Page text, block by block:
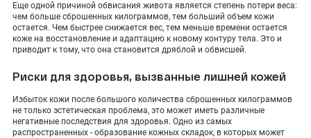
Еще одной причиной обвисания живота является степень потери веса:
чем больше сброшенных килограммов, тем больший объем кожи
остается. Чем быстрее снижается вес, тем меньше времени остается
коже на восстановление и адаптацию к новому контуру тела. Это и
приводит к тому, что она становится дряблой и обвисшей.
Риски для здоровья, вызванные лишней кожей
Избыток кожи после большого количества сброшенных килограммов
не только эстетическая проблема, это может иметь различные
негативные последствия для здоровья. Одно из самых
распространенных - образование кожных складок, в которых может